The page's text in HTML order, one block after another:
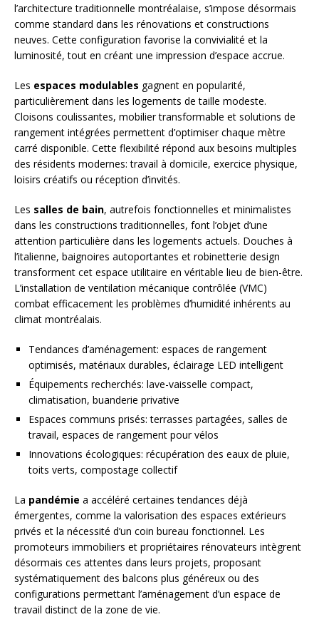
l’architecture traditionnelle montréalaise, s’impose désormais
comme standard dans les rénovations et constructions
neuves. Cette configuration favorise la convivialité et la
luminosité, tout en créant une impression d’espace accrue.
Les espaces modulables gagnent en popularité,
particulièrement dans les logements de taille modeste.
Cloisons coulissantes, mobilier transformable et solutions de
rangement intégrées permettent d’optimiser chaque mètre
carré disponible. Cette flexibilité répond aux besoins multiples
des résidents modernes: travail à domicile, exercice physique,
loisirs créatifs ou réception d’invités.
Les salles de bain, autrefois fonctionnelles et minimalistes
dans les constructions traditionnelles, font l’objet d’une
attention particulière dans les logements actuels. Douches à
l’italienne, baignoires autoportantes et robinetterie design
transforment cet espace utilitaire en véritable lieu de bien-être.
L’installation de ventilation mécanique contrôlée (VMC)
combat efficacement les problèmes d’humidité inhérents au
climat montréalais.
Tendances d’aménagement: espaces de rangement
optimisés, matériaux durables, éclairage LED intelligent
Équipements recherchés: lave-vaisselle compact,
climatisation, buanderie privative
Espaces communs prisés: terrasses partagées, salles de
travail, espaces de rangement pour vélos
Innovations écologiques: récupération des eaux de pluie,
toits verts, compostage collectif
La pandémie a accéléré certaines tendances déjà
émergentes, comme la valorisation des espaces extérieurs
privés et la nécessité d’un coin bureau fonctionnel. Les
promoteurs immobiliers et propriétaires rénovateurs intègrent
désormais ces attentes dans leurs projets, proposant
systématiquement des balcons plus généreux ou des
configurations permettant l’aménagement d’un espace de
travail distinct de la zone de vie.